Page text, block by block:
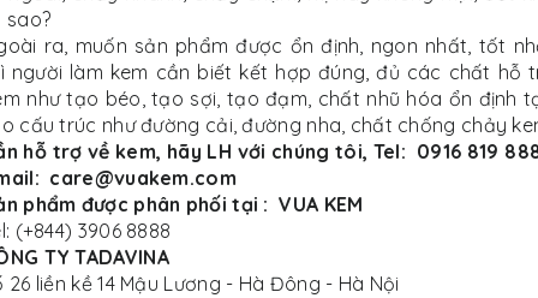
sao?
ra, muốn sản phẩm được ổn định, ngon nhất, tốt
người làm kem cần biết kết hợp đúng, đủ các chất hỗ
như tạo béo, tạo sợi, tạo đạm, chất nhũ hóa ổn định
cấu trúc như đường cải, đường nha, chất chống chảy
hỗ trợ về kem, hãy LH với chúng tôi, Tel: 0916 819
care@vuakem.com
phẩm được phân phối tại : VUA KEM
(+844) 3906 8888
TY TADAVINA
26 liền kề 14 Mậu Lương - Hà Đông - Hà Nội